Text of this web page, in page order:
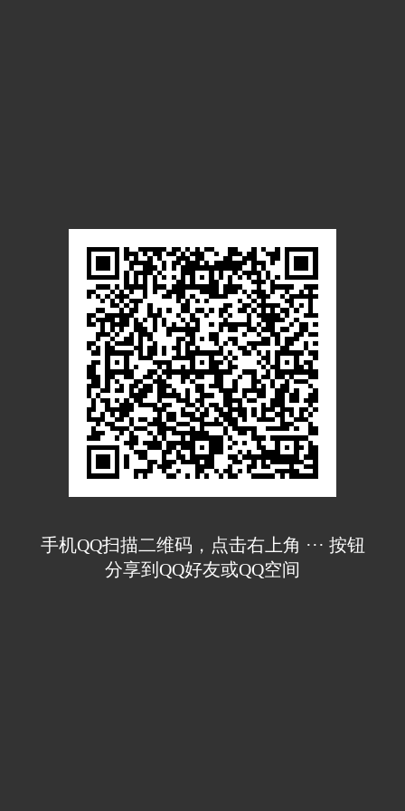
手机QQ扫描二维码，点击右上角 ··· 按钮
分享到QQ好友或QQ空间